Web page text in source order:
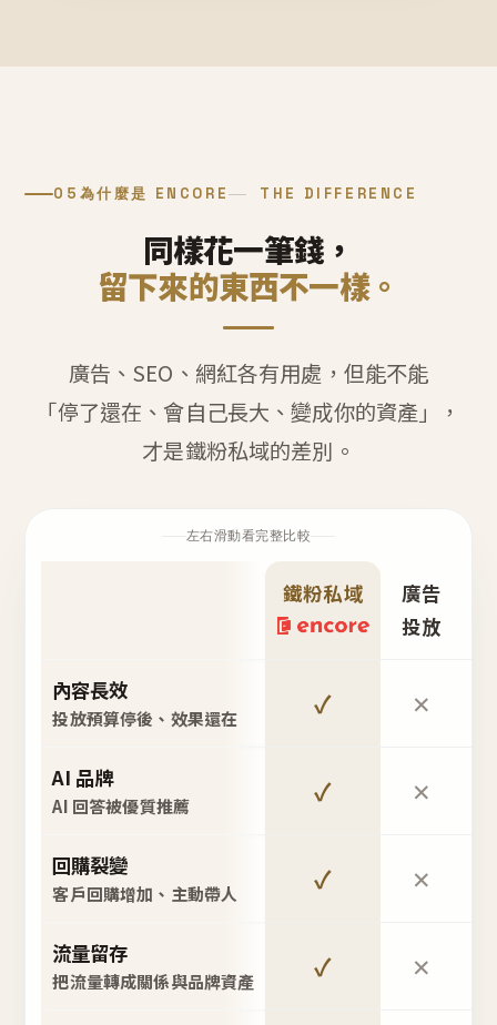
05 為什麼是 ENCORE THE DIFFERENCE
同樣花一筆錢，
留下來的東西不一樣。
廣告、SEO、網紅各有用處，但能不能
「停了還在、會自己長大、變成你的資產」，
才是鐵粉私域的差別。
左右滑動看完整比較
鐵粉私域
廣告
投放
內容長效
投放預算停後、效果還在 ✓ ✕
AI 品牌
AI 回答被優質推薦 ✓ ✕
回購裂變
客戶回購增加、主動帶人 ✓ ✕
流量留存
把流量轉成關係與品牌資產 ✓ ✕